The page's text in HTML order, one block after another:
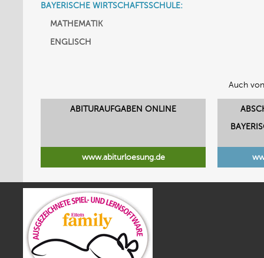
BAYERISCHE WIRTSCHAFTSSCHULE:
MATHEMATIK
ENGLISCH
Auch
ABITURAUFGABEN ONLINE
www.abiturloesung.de